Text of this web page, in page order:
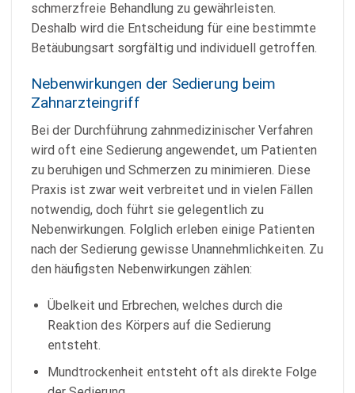
schmerzfreie Behandlung zu gewährleisten.
Deshalb wird die Entscheidung für eine bestimmte
Betäubungsart sorgfältig und individuell getroffen.
Nebenwirkungen der Sedierung beim
Zahnarzteingriff
Bei der Durchführung zahnmedizinischer Verfahren
wird oft eine Sedierung angewendet, um Patienten
zu beruhigen und Schmerzen zu minimieren. Diese
Praxis ist zwar weit verbreitet und in vielen Fällen
notwendig, doch führt sie gelegentlich zu
Nebenwirkungen. Folglich erleben einige Patienten
nach der Sedierung gewisse Unannehmlichkeiten. Zu
den häufigsten Nebenwirkungen zählen:
Übelkeit und Erbrechen, welches durch die
Reaktion des Körpers auf die Sedierung
entsteht.
Mundtrockenheit entsteht oft als direkte Folge